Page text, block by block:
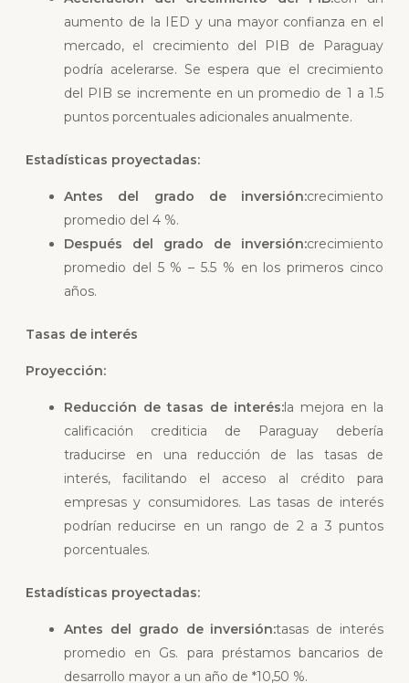
aumento de la IED y una mayor confianza en el
mercado, el crecimiento del PIB de Paraguay
podría acelerarse. Se espera que el crecimiento
del PIB se incremente en un promedio de 1 a 1.5
puntos porcentuales adicionales anualmente.
Estadísticas proyectadas:
Antes del grado de inversión:crecimiento
promedio del 4 %.
Después del grado de inversión:crecimiento
promedio del 5 % – 5.5 % en los primeros cinco
años.
Tasas de interés
Proyección:
Reducción de tasas de interés: la mejora en la
calificación crediticia de Paraguay debería
traducirse en una reducción de las tasas de
interés, facilitando el acceso al crédito para
empresas y consumidores. Las tasas de interés
podrían reducirse en un rango de 2 a 3 puntos
porcentuales.
Estadísticas proyectadas:
Antes del grado de inversión:tasas de interés
promedio en Gs. para préstamos bancarios de
desarrollo mayor a un año de *10,50 %.